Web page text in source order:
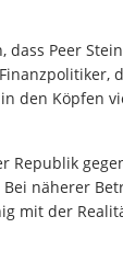
dass Peer
den Köpfen
Republik
näherer
mit der